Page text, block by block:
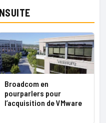
Broadcom en
pourparlers pour
l’acquisition de VMware